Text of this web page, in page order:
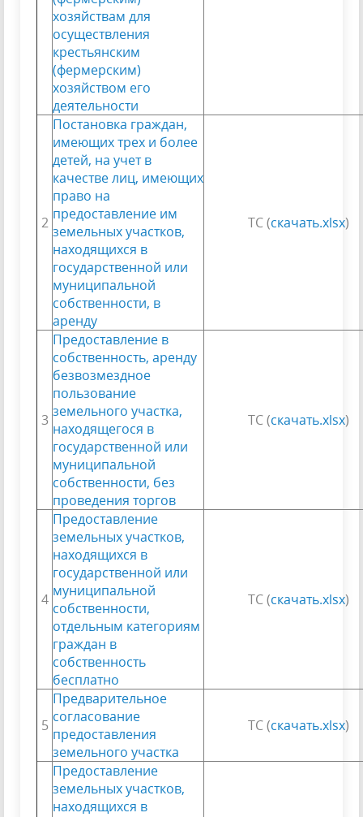
хозяйствам для
осуществления
крестьянским
(фермерским)
хозяйством его
деятельности
2
Постановка граждан,
имеющих трех и более
детей, на учет в
качестве лиц, имеющих
право на
предоставление им
земельных участков,
находящихся в
государственной или
муниципальной
собственности, в
аренду
ТС (скачать.xlsx)
3
Предоставление в
собственность, аренду
безвозмездное
пользование
земельного участка,
находящегося в
государственной или
муниципальной
собственности, без
проведения торгов
ТС (скачать.xlsx)
4
Предоставление
земельных участков,
находящихся в
государственной или
муниципальной
собственности,
отдельным категориям
граждан в
собственность
бесплатно
ТС (скачать.xlsx)
5
Предварительное
согласование
предоставления
земельного участка
ТС (скачать.xlsx)
Предоставление
земельных участков,
находящихся в